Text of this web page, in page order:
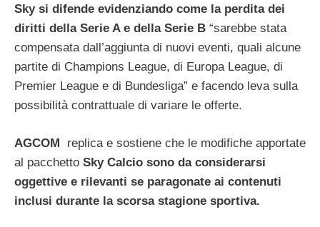
Sky si difende evidenziando come la perdita dei
diritti della Serie A e della Serie B “sarebbe stata
compensata dall’aggiunta di nuovi eventi, quali alcune
partite di Champions League, di Europa League, di
Premier League e di Bundesliga” e facendo leva sulla
possibilità contrattuale di variare le offerte.
AGCOM
replica e sostiene che le modifiche apportate
al pacchetto Sky Calcio sono da considerarsi
oggettive e rilevanti se paragonate ai contenuti
inclusi durante la scorsa stagione sportiva.